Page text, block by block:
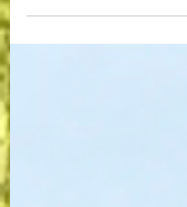
６月８日、９日の限定ランチ♪
子、蛸、烏賊、サーモン、つ
モーク鴨ロース 新鮮な魚介７
りの香り豊かな茶そば、鴨ロー